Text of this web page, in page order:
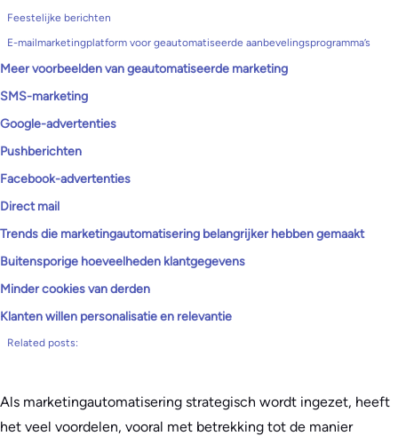
Feestelijke berichten
E-mailmarketingplatform voor geautomatiseerde aanbevelingsprogramma’s
Meer voorbeelden van geautomatiseerde marketing
SMS-marketing
Google-advertenties
Pushberichten
Facebook-advertenties
Direct mail
Trends die marketingautomatisering belangrijker hebben gemaakt
Buitensporige hoeveelheden klantgegevens
Minder cookies van derden
Klanten willen personalisatie en relevantie
Related posts:
Als marketingautomatisering strategisch wordt ingezet, heeft
het veel voordelen, vooral met betrekking tot de manier